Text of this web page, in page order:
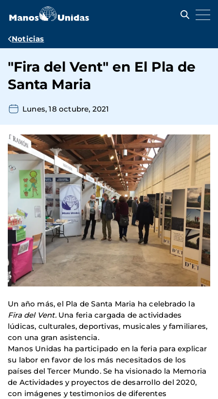
contenido
Ruta
navegación
Noticias
"Fira del Vent" en El Pla de
Santa Maria
Lunes, 18 octubre, 2021
Un año más, el Pla de Santa Maria ha celebrado la
Fira del Vent. Una feria cargada de actividades
lúdicas, culturales, deportivas, musicales y familiares,
con una gran asistencia.
Manos Unidas ha participado en la feria para explicar
su labor en favor de los más necesitados de los
países del Tercer Mundo. Se ha visionado la Memoria
de Actividades y proyectos de desarrollo del 2020,
con imágenes y testimonios de diferentes